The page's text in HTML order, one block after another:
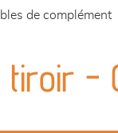
de complément
tiroir -